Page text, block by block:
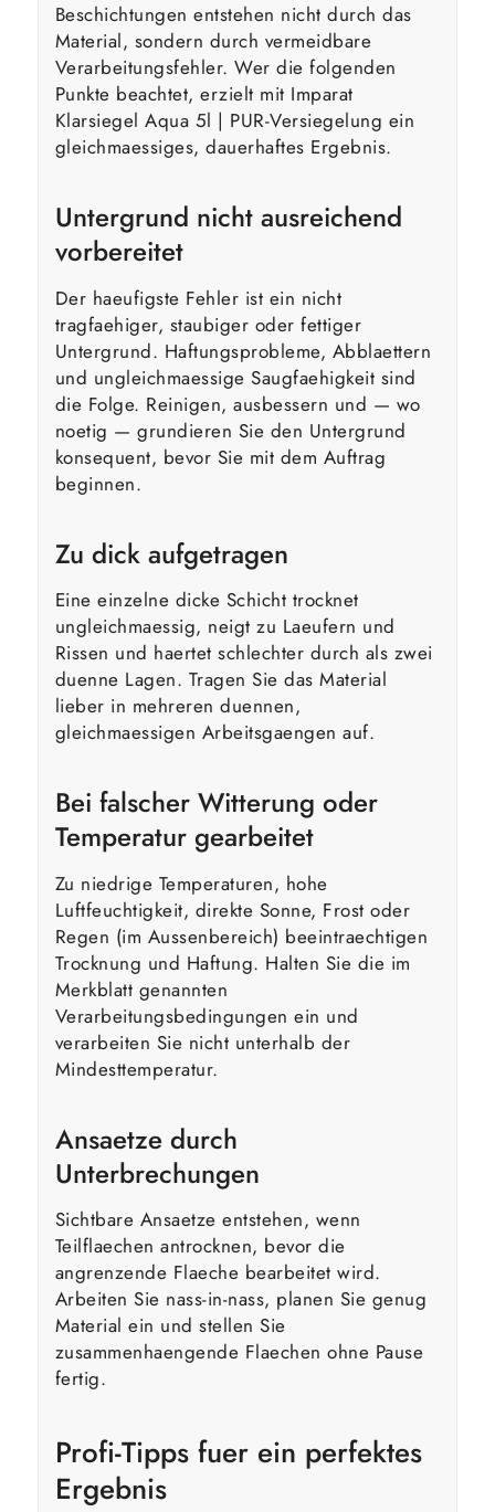
Beschichtungen entstehen nicht durch das
Material, sondern durch vermeidbare
Verarbeitungsfehler. Wer die folgenden
Punkte beachtet, erzielt mit Imparat
Klarsiegel Aqua 5l | PUR-Versiegelung ein
gleichmaessiges, dauerhaftes Ergebnis.
Untergrund nicht ausreichend
vorbereitet
Der haeufigste Fehler ist ein nicht
tragfaehiger, staubiger oder fettiger
Untergrund. Haftungsprobleme, Abblaettern
und ungleichmaessige Saugfaehigkeit sind
die Folge. Reinigen, ausbessern und — wo
noetig — grundieren Sie den Untergrund
konsequent, bevor Sie mit dem Auftrag
beginnen.
Zu dick aufgetragen
Eine einzelne dicke Schicht trocknet
ungleichmaessig, neigt zu Laeufern und
Rissen und haertet schlechter durch als zwei
duenne Lagen. Tragen Sie das Material
lieber in mehreren duennen,
gleichmaessigen Arbeitsgaengen auf.
Bei falscher Witterung oder
Temperatur gearbeitet
Zu niedrige Temperaturen, hohe
Luftfeuchtigkeit, direkte Sonne, Frost oder
Regen (im Aussenbereich) beeintraechtigen
Trocknung und Haftung. Halten Sie die im
Merkblatt genannten
Verarbeitungsbedingungen ein und
verarbeiten Sie nicht unterhalb der
Mindesttemperatur.
Ansaetze durch
Unterbrechungen
Sichtbare Ansaetze entstehen, wenn
Teilflaechen antrocknen, bevor die
angrenzende Flaeche bearbeitet wird.
Arbeiten Sie nass-in-nass, planen Sie genug
Material ein und stellen Sie
zusammenhaengende Flaechen ohne Pause
fertig.
Profi-Tipps fuer ein perfektes
Ergebnis